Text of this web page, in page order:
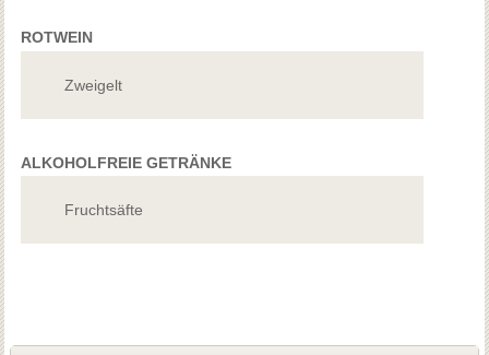
ROTWEIN
Zweigelt
ALKOHOLFREIE GETRÄNKE
Fruchtsäfte